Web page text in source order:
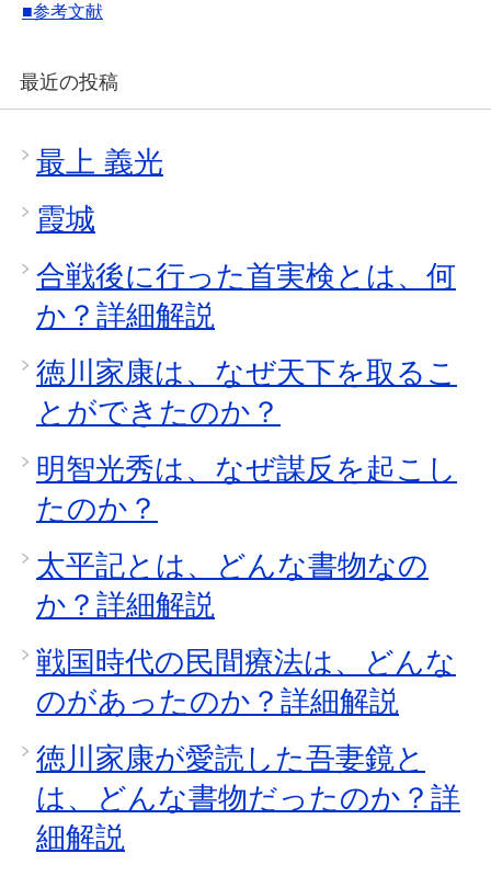
■参考文献
最近の投稿
最上 義光
霞城
合戦後に行った首実検とは、何
か？詳細解説
徳川家康は、なぜ天下を取るこ
とができたのか？
明智光秀は、なぜ謀反を起こし
たのか？
太平記とは、どんな書物なの
か？詳細解説
戦国時代の民間療法は、どんな
のがあったのか？詳細解説
徳川家康が愛読した吾妻鏡と
は、どんな書物だったのか？詳
細解説